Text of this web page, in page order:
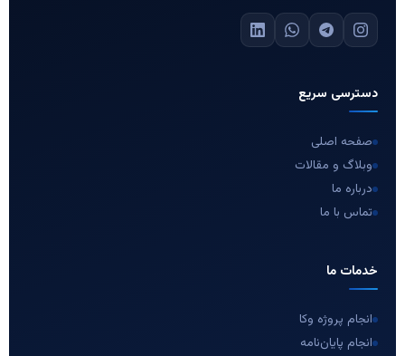
دسترسی سریع
صفحه اصلی
وبلاگ و مقالات
درباره ما
تماس با ما
خدمات ما
انجام پروژه وکا
انجام پایان‌نامه